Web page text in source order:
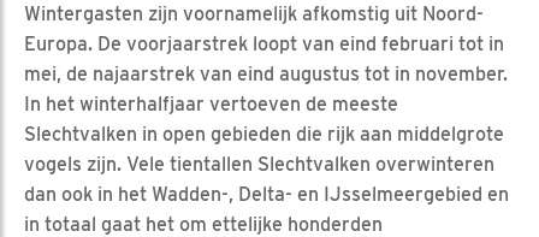
Wintergasten zijn voornamelijk afkomstig uit Noord-
Europa. De voorjaarstrek loopt van eind februari tot in
mei, de najaarstrek van eind augustus tot in november.
In het winterhalfjaar vertoeven de meeste
Slechtvalken in open gebieden die rijk aan middelgrote
vogels zijn. Vele tientallen Slechtvalken overwinteren
dan ook in het Wadden-, Delta- en IJsselmeergebied en
in totaal gaat het om ettelijke honderden